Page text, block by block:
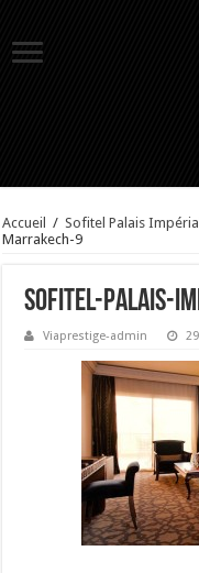
Accueil / Sofitel Palais
Marrakech-9
Sofitel-Palais-
Viaprestige-admin